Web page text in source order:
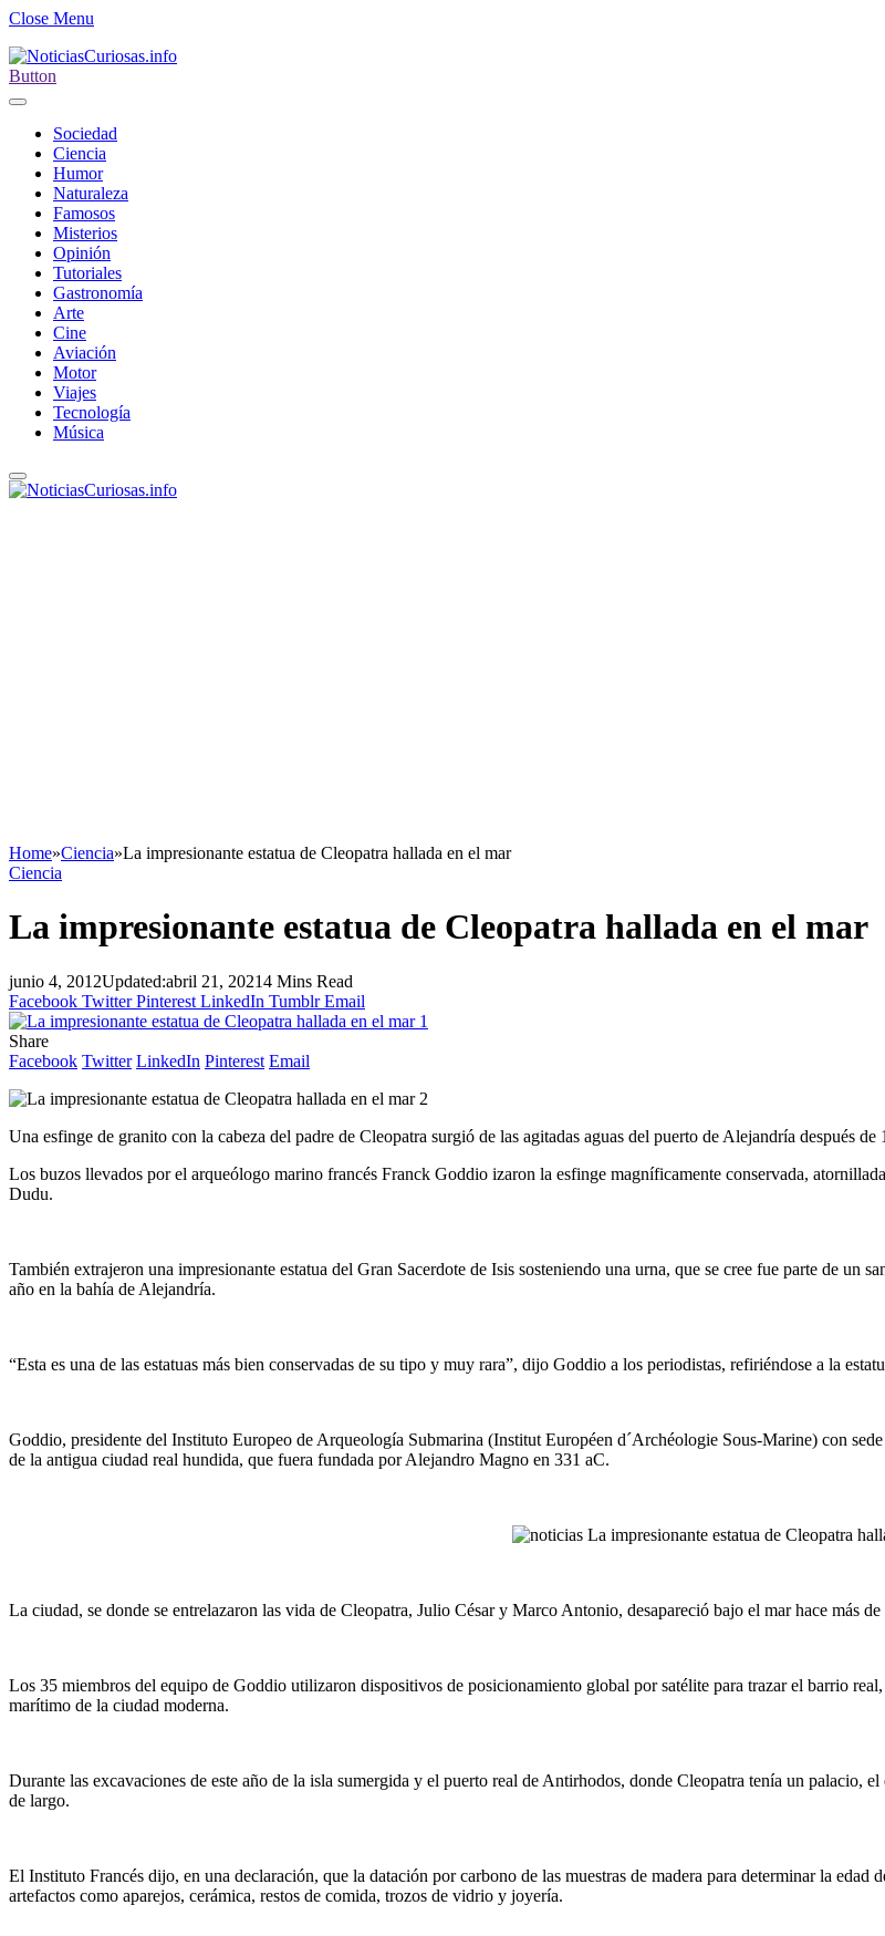
Close Menu
Button
Sociedad
Ciencia
Humor
Naturaleza
Famosos
Misterios
Opinión
Tutoriales
Gastronomía
Arte
Cine
Aviación
Motor
Viajes
Tecnología
Música
Home»Ciencia»La impresionante estatua de Cleopatra hallada en el mar
Ciencia
La impresionante estatua de Cleopatra hallada en el mar
junio 4, 2012Updated:abril 21, 20214 Mins Read
Facebook Twitter Pinterest LinkedIn Tumblr Email
Share
Facebook Twitter LinkedIn Pinterest Email
Una esfinge de granito con la cabeza del padre de Cleopatra surgió de las agitadas aguas del puerto de Alejandría después de
Los buzos llevados por el arqueólogo marino francés Franck Goddio izaron la esfinge magníficamente conservada,
Dudu.
También extrajeron una impresionante estatua del Gran Sacerdote de Isis sosteniendo una urna, que se cree fue parte de un
año en la bahía de Alejandría.
“Esta es una de las estatuas más bien conservadas de su tipo y muy rara”, dijo Goddio a los periodistas, refiriéndose a la
Goddio, presidente del Instituto Europeo de Arqueología Submarina (Institut Européen d´Archéologie Sous-Marine) con
de la antigua ciudad real hundida, que fuera fundada por Alejandro Magno en 331 aC.
La ciudad, se donde se entrelazaron las vida de Cleopatra, Julio César y Marco Antonio, desapareció bajo el mar hace más
Los 35 miembros del equipo de Goddio utilizaron dispositivos de posicionamiento global por satélite para trazar el barrio
marítimo de la ciudad moderna.
Durante las excavaciones de este año de la isla sumergida y el puerto real de Antirhodos, donde Cleopatra tenía un palacio,
de largo.
El Instituto Francés dijo, en una declaración, que la datación por carbono de las muestras de madera para determinar la
artefactos como aparejos, cerámica, restos de comida, trozos de vidrio y joyería.